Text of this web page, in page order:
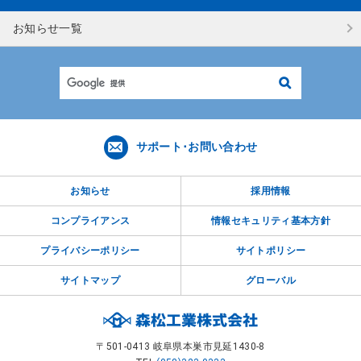
お知らせ一覧
索
サポート･お問い合わせ
お知らせ 採用情報
コンプライアンス 情報セキュリティ基本方針
プライバシーポリシー サイトポリシー
サイトマップ グローバル
〒501-0413 岐阜県本巣市見延1430-8